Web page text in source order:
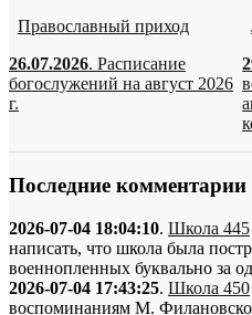
Православный приход
26.07.2026. Расписание
богослужений на август 2026
г.
Последние комментарии
2026-07-04 18:04:10. Школа 445
написать, что школа была
военнопленных буквально за
2026-07-04 17:43:25. Школа 450
воспоминаниям М.